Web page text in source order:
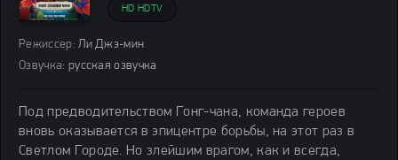
HD HDTV
Режиссер: Ли Джэ-мин
Озвучка: русская озвучка
Под предводительством Гонг-чана, команда героев
вновь оказывается в эпицентре борьбы, на этот раз в
Светлом Городе. Но злейшим врагом, как и всегда,